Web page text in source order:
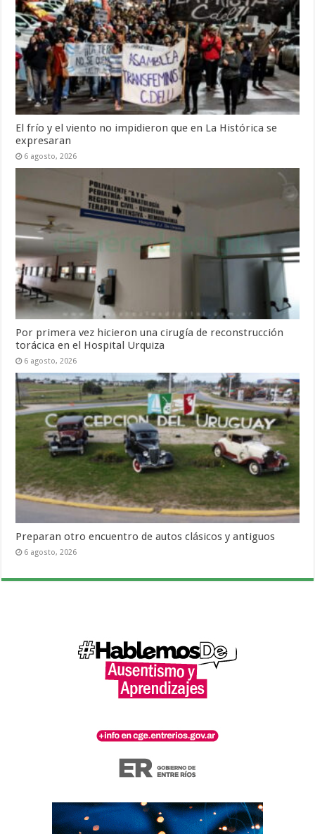
El frío y el viento no impidieron que en La Histórica se
expresaran
6 agosto, 2026
Por primera vez hicieron una cirugía de reconstrucción
torácica en el Hospital Urquiza
6 agosto, 2026
Preparan otro encuentro de autos clásicos y antiguos
6 agosto, 2026